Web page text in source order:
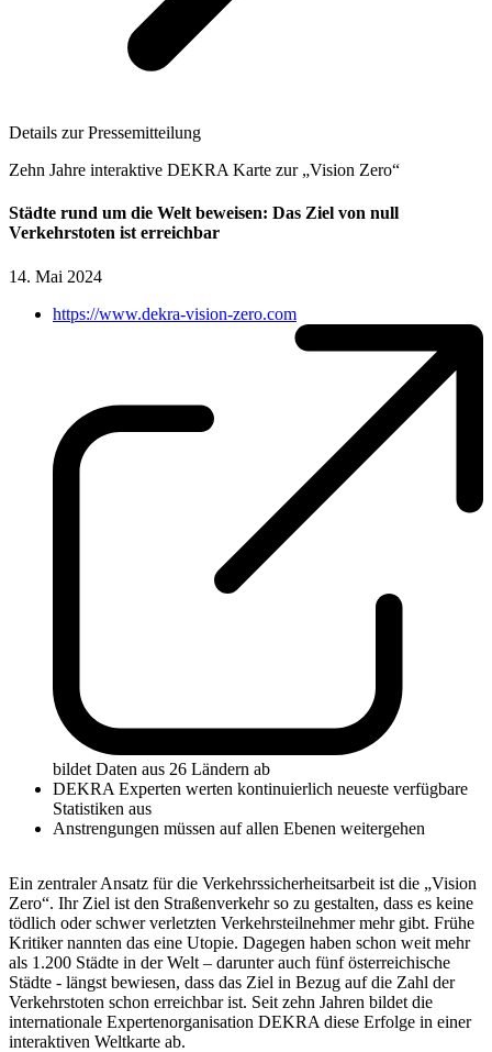
Details zur Pressemitteilung
Zehn Jahre interaktive DEKRA Karte zur „Vision Zero“
Städte rund um die Welt beweisen: Das Ziel von null
Verkehrstoten ist erreichbar
14. Mai 2024
https://www.dekra-vision-zero.com
bildet Daten aus 26 Ländern ab
DEKRA Experten werten kontinuierlich neueste verfügbare
Statistiken aus
Anstrengungen müssen auf allen Ebenen weitergehen
Ein zentraler Ansatz für die Verkehrssicherheitsarbeit ist die „Vision
Zero“. Ihr Ziel ist den Straßenverkehr so zu gestalten, dass es keine
tödlich oder schwer verletzten Verkehrsteilnehmer mehr gibt. Frühe
Kritiker nannten das eine Utopie. Dagegen haben schon weit mehr
als 1.200 Städte in der Welt – darunter auch fünf österreichische
Städte - längst bewiesen, dass das Ziel in Bezug auf die Zahl der
Verkehrstoten schon erreichbar ist. Seit zehn Jahren bildet die
internationale Expertenorganisation DEKRA diese Erfolge in einer
interaktiven Weltkarte ab.